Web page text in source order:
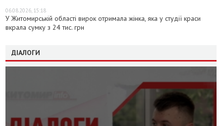
06.08.2026, 15:18
У Житомирській області вирок отримала жінка, яка у студії краси
вкрала сумку з 24 тис. грн
ДІАЛОГИ